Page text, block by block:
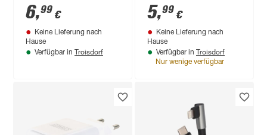
6,99 €
Keine Lieferung nach
Hause
Verfügbar in Troisdorf
lightning
5,99 €
Keine Lieferung nach
Hause
Verfügbar in Troisdorf
Nur wenige verfügbar